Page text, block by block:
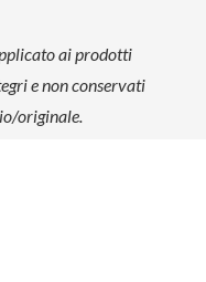
ai prodotti
e non conservati
originale.